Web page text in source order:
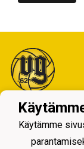
Käytämme